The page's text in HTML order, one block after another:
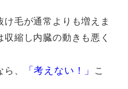
け毛が通常よりも増えま
縮し内臓の動きも悪く
、
「考えない！」
こ